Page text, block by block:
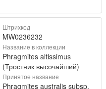
Штрихкод
MW0236232
Название в коллекции
Phragmites altissimus
(Тростник высочайший)
Принятое название
Phragmites australis subsp.